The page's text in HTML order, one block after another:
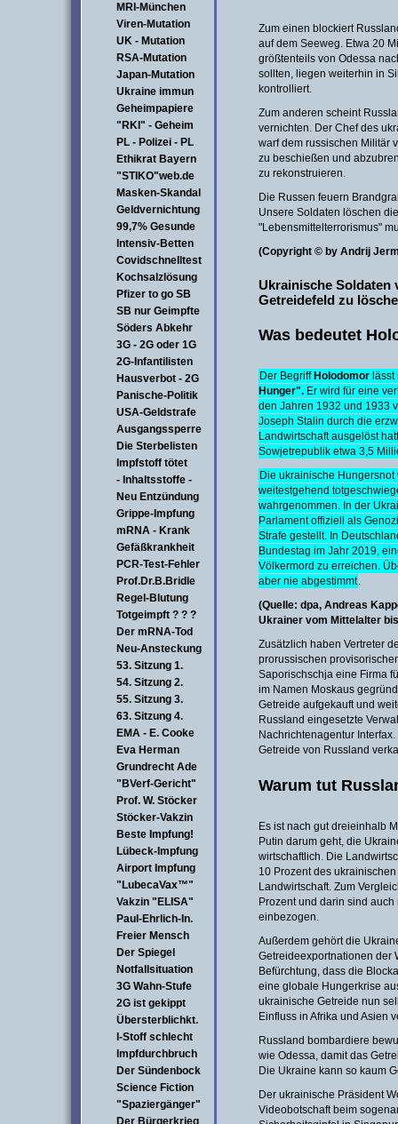
MRI-München
Viren-Mutation
UK - Mutation
RSA-Mutation
Japan-Mutation
Ukraine immun
Geheimpapiere
"RKI" - Geheim
PL - Polizei - PL
Ethikrat Bayern
"STIKO"web.de
Masken-Skandal
Geldvernichtung
99,7% Gesunde
Intensiv-Betten
Covidschnelltest
Kochsalzlösung
Pfizer to go SB
SB nur Geimpfte
Söders Abkehr
3G - 2G oder 1G
2G-Infantilisten
Hausverbot - 2G
Panische-Politik
USA-Geldstrafe
Ausgangssperre
Die Sterbelisten
Impfstoff tötet
- Inhaltsstoffe -
Neu Entzündung
Grippe-Impfung
mRNA - Krank
Gefäßkrankheit
PCR-Test-Fehler
Prof.Dr.B.Bridle
Regel-Blutung
Totgeimpft ? ? ?
Der mRNA-Tod
Neu-Ansteckung
53. Sitzung 1.
54. Sitzung 2.
55. Sitzung 3.
63. Sitzung 4.
EMA - E. Cooke
Eva Herman
Grundrecht Ade
"BVerf-Gericht"
Prof. W. Stöcker
Stöcker-Vakzin
Beste Impfung!
Lübeck-Impfung
Airport Impfung
"LubecaVax™"
Vakzin "ELISA"
Paul-Ehrlich-In.
Freier Mensch
Der Spiegel
Notfallsituation
3G Wahn-Stufe
2G ist gekippt
Übersterblichkt.
I-Stoff schlecht
Impfdurchbruch
Der Sündenbock
Science Fiction
"Spaziergänger"
Der Bürgerkrieg
Zum einen blockiert
auf dem Seeweg. Etwa 20
größtenteils von Odessa
sollten, liegen weiterhin in
kontrolliert.
Zum anderen scheint
vernichten. Der Chef des
warf dem russischen Militär
zu beschießen und
zu rekonstruieren.
Die Russen feuern
Unsere Soldaten löschen
"Lebensmittelterrorismus"
(Copyright © by Andrij
Ukrainische Soldaten
Getreidefeld zu
Was bedeutet
Der Begriff Holodomor
Hunger". Er wird für eine
den Jahren 1932 und 1933
Joseph Stalin durch die
Landwirtschaft ausgelöst
Sowjetrepublik etwa 3,5
Die ukrainische
weitestgehend
wahrgenommen. In der
Parlament offiziell als
Strafe gestellt. In
Bundestag im Jahr 2019,
Völkermord zu erreichen.
aber nie abgestimmt.
(Quelle: dpa, Andreas
Ukrainer vom Mittelalter
Zusätzlich haben Vertreter
prorussischen
Saporischschja eine Firma
im Namen Moskaus
Getreide aufgekauft und
Russland eingesetzte
Nachrichtenagentur
Getreide von Russland
Warum tut
Es ist nach gut dreieinhalb
Putin darum geht, die
wirtschaftlich. Die
10 Prozent des
Landwirtschaft. Zum
Prozent und darin sind
einbezogen.
Außerdem gehört die
Getreideexportnationen der
Befürchtung, dass die
eine globale Hungerkrise
ukrainische Getreide nun
Einfluss in Afrika und Asien
Russland bombardiere
wie Odessa, damit das
Die Ukraine kann so kaum
Der ukrainische Präsident
Videobotschaft beim